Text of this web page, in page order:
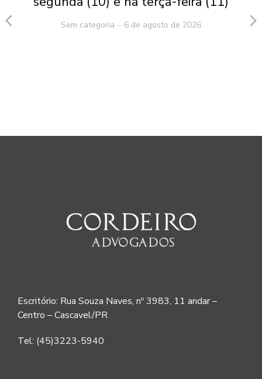
Sem categoria 6 de agosto de 2026
Escritório: Rua Souza Naves, nº 3983, 11 andar –
Centro – Cascavel/PR
Tel: (45)3223-5940